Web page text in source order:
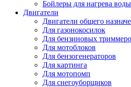
Бойлеры для нагрева воды
Двигатели
Двигатели общего
Для газонокосилок
Для бензиновых
Для мотоблоков
Для бензогенераторов
Для картинга
Для мотопомп
Для снегоуборщиков